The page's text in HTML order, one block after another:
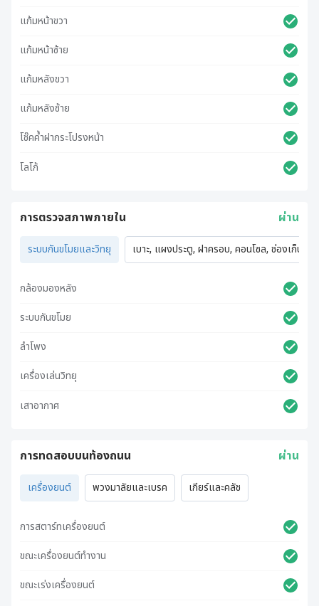
แก้มหน้าขวา
แก้มหน้าซ้าย
แก้มหลังขวา
แก้มหลังซ้าย
โช๊คค้ำฝากระโปรงหน้า
โลโก้
การตรวจสภาพภายใน ผ่าน
ระบบกันขโมยและวิทยุ เบาะ, แผงประตู, ฝาครอบ, คอนโซล, ช่องเก็บข
กล้องมองหลัง
ระบบกันขโมย
ลำโพง
เครื่องเล่นวิทยุ
เสาอากาศ
การทดสอบบนท้องถนน ผ่าน
เครื่องยนต์ พวงมาลัยและเบรค เกียร์และคลัช
การสตาร์ทเครื่องยนต์
ขณะเครื่องยนต์ทำงาน
ขณะเร่งเครื่องยนต์